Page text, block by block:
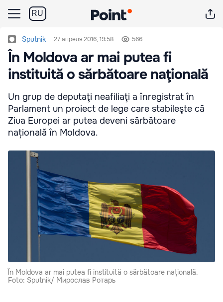
RU
Sputnik 27 апреля 2016, 19:58 566
În Moldova ar mai putea fi
instituită o sărbătoare naţională
Un grup de deputaţi neafiliaţi a înregistrat în
Parlament un proiect de lege care stabileşte că
Ziua Europei ar putea deveni sărbătoare
națională în Moldova.
În Moldova ar mai putea fi instituită o sărbătoare naţională.
Foto: Sputnik/ Мирослав Ротарь